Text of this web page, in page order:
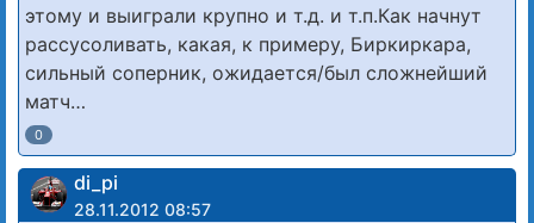
этому и выиграли крупно и т.д. и т.п.Как начнут
рассусоливать, какая, к примеру, Биркиркара,
сильный соперник, ожидается/был сложнейший
матч…
0
di_pi
28.11.2012 08:57